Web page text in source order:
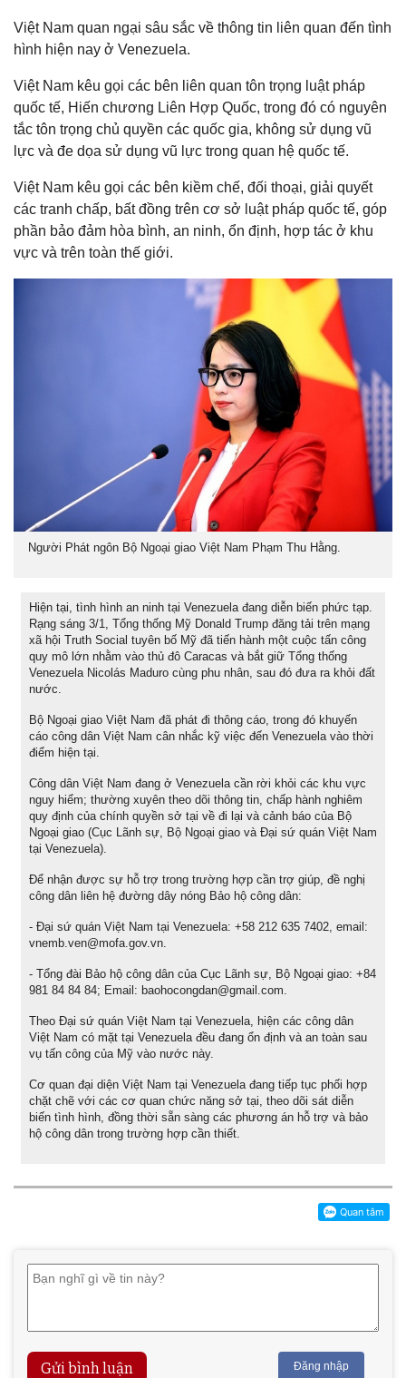
Việt Nam quan ngại sâu sắc về thông tin liên quan đến tình
hình hiện nay ở Venezuela.
Việt Nam kêu gọi các bên liên quan tôn trọng luật pháp
quốc tế, Hiến chương Liên Hợp Quốc, trong đó có nguyên
tắc tôn trọng chủ quyền các quốc gia, không sử dụng vũ
lực và đe dọa sử dụng vũ lực trong quan hệ quốc tế.
Việt Nam kêu gọi các bên kiềm chế, đối thoại, giải quyết
các tranh chấp, bất đồng trên cơ sở luật pháp quốc tế, góp
phần bảo đảm hòa bình, an ninh, ổn định, hợp tác ở khu
vực và trên toàn thế giới.
Người Phát ngôn Bộ Ngoại giao Việt Nam Phạm Thu Hằng.
Hiện tại, tình hình an ninh tại Venezuela đang diễn biến phức tạp.
Rạng sáng 3/1, Tổng thống Mỹ Donald Trump đăng tải trên mạng
xã hội Truth Social tuyên bố Mỹ đã tiến hành một cuộc tấn công
quy mô lớn nhằm vào thủ đô Caracas và bắt giữ Tổng thống
Venezuela Nicolás Maduro cùng phu nhân, sau đó đưa ra khỏi đất
nước.
Bộ Ngoại giao Việt Nam đã phát đi thông cáo, trong đó khuyến
cáo công dân Việt Nam cân nhắc kỹ việc đến Venezuela vào thời
điểm hiện tại.
Công dân Việt Nam đang ở Venezuela cần rời khỏi các khu vực
nguy hiểm; thường xuyên theo dõi thông tin, chấp hành nghiêm
quy định của chính quyền sở tại về đi lại và cảnh báo của Bộ
Ngoại giao (Cục Lãnh sự, Bộ Ngoại giao và Đại sứ quán Việt Nam
tại Venezuela).
Để nhận được sự hỗ trợ trong trường hợp cần trợ giúp, đề nghị
công dân liên hệ đường dây nóng Bảo hộ công dân:
- Đại sứ quán Việt Nam tại Venezuela: +58 212 635 7402, email:
vnemb.ven@mofa.gov.vn.
- Tổng đài Bảo hộ công dân của Cục Lãnh sự, Bộ Ngoại giao: +84
981 84 84 84; Email: baohocongdan@gmail.com.
Theo Đại sứ quán Việt Nam tại Venezuela, hiện các công dân
Việt Nam có mặt tại Venezuela đều đang ổn định và an toàn sau
vụ tấn công của Mỹ vào nước này.
Cơ quan đại diện Việt Nam tại Venezuela đang tiếp tục phối hợp
chặt chẽ với các cơ quan chức năng sở tại, theo dõi sát diễn
biến tình hình, đồng thời sẵn sàng các phương án hỗ trợ và bảo
hộ công dân trong trường hợp cần thiết.
Gửi bình luận Đăng nhập